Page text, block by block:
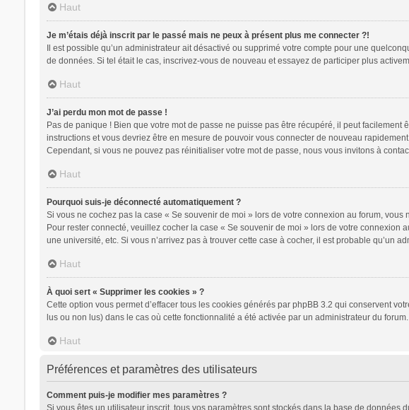
Haut
Je m’étais déjà inscrit par le passé mais ne peux à présent plus me connecter ?!
Il est possible qu’un administrateur ait désactivé ou supprimé votre compte pour une
de données. Si tel était le cas, inscrivez-vous de nouveau et essayez de participer plus
Haut
J’ai perdu mon mot de passe !
Pas de panique ! Bien que votre mot de passe ne puisse pas être récupéré, il peut
instructions et vous devriez être en mesure de pouvoir vous connecter de nouveau
Cependant, si vous ne pouvez pas réinitialiser votre mot de passe, nous vous invitons à
Haut
Pourquoi suis-je déconnecté automatiquement ?
Si vous ne cochez pas la case « Se souvenir de moi » lors de votre connexion au forum,
Pour rester connecté, veuillez cocher la case « Se souvenir de moi » lors de votre
une université, etc. Si vous n’arrivez pas à trouver cette case à cocher, il est probable qu’un
Haut
À quoi sert « Supprimer les cookies » ?
Cette option vous permet d’effacer tous les cookies générés par phpBB 3.2 qui conservent
lus ou non lus) dans le cas où cette fonctionnalité a été activée par un administrateur du
Haut
Préférences et paramètres des utilisateurs
Comment puis-je modifier mes paramètres ?
Si vous êtes un utilisateur inscrit, tous vos paramètres sont stockés dans la base de